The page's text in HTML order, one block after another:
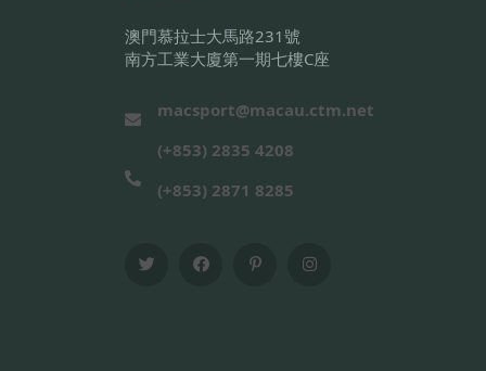
澳門慕拉士大馬路231號
南方工業大廈第一期七樓C座
macsport@macau.ctm.net
(+853) 2835 4208
(+853) 2871 8285